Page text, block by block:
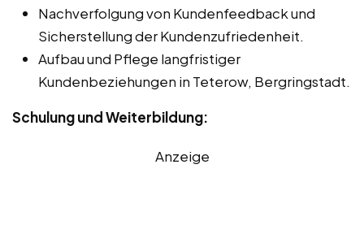
Nachverfolgung von Kundenfeedback und
Sicherstellung der Kundenzufriedenheit.
Aufbau und Pflege langfristiger
Kundenbeziehungen in Teterow, Bergringstadt.
Schulung und Weiterbildung:
Anzeige